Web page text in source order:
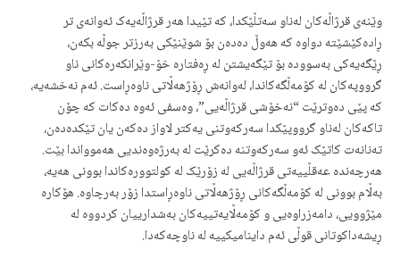
وێنەی قرژاڵەکان لەناو سەتڵێکدا، کە تێیدا هەر قرژاڵەیەک ئەوانەی تر
ڕادەکێشێتە دواوە کە هەوڵ دەدەن بۆ شوێنێکی بەرزتر جوڵە بکەن،
ڕێگەیەکی بەسوودە بۆ تێگەیشتن لە ڕەفتارە خۆ-وێرانکەرەکانی ناو
گرووپەکان لە کۆمەڵگەکاندا، لەوانەش ڕۆژهەڵاتی ناوەڕاست. ئەم نەخشەیە،
کە پێی دەوترێت “نەخۆشی قرژاڵەیی”، وەسفی ئەوە دەکات کە چۆن
تاکەکان لەناو گرووپێکدا سەرکەوتنی یەکتر لاواز دەکەن یان تێکدەدەن،
تەنانەت کاتێک ئەو سەرکەوتنە دەکرێت لە بەرژەوەندیی هەموواندا بێت.
هەرچەندە عەقڵییەتی قرژاڵەیی لە زۆرێک لە کولتوورەکاندا بوونی هەیە،
بەڵام بوونی لە کۆمەڵگەکانی ڕۆژهەڵاتی ناوەڕاستدا زۆر بەرچاوە. هۆکارە
مێژوویی، دامەزراوەیی و کۆمەڵایەتییەکان بەشدارییان کردووە لە
ڕیشەداکوتانی قوڵی ئەم داینامیکییە لە ناوچەکەدا.